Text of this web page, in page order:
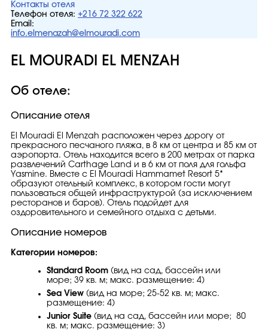
Контакты отеля
Телефон отеля: +216 72 322 622
Email:
info.elmenazah@elmouradi.com
EL MOURADI EL MENZAH
Об отеле:
Описание отеля
El Mouradi El Menzah расположен через дорогу от
прекрасного песчаного пляжа, в 8 км от центра и 85 км от
аэропорта. Отель находится всего в 200 метрах от парка
развлечений Carthage Land и в 6 км от поля для гольфа
Yasmine. Вместе с El Mouradi Hammamet Resort 5*
образуют отельный комплекс, в котором гости могут
пользоваться общей инфраструктурой (за исключением
ресторанов и баров). Отель подойдет для
оздоровительного и семейного отдыха с детьми.
Описание номеров
Категории номеров:
Standard Room (вид на сад, бассейн или
море; 39 кв. м; макс. размещение: 4)
Sea View (вид на море; 25-52 кв. м; макс.
размещение: 4)
Junior Suite (вид на сад, бассейн или море; 80
кв. м; макс. размещение: 3)